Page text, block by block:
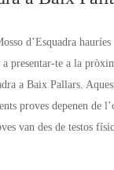
d’Esquadra hauríes
presentar-te a la
a Baix Pallars.
proves depenen de
van des de testos